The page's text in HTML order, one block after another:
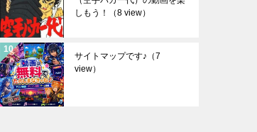
しもう！
（8 view）
サイトマップです♪ （7
view）